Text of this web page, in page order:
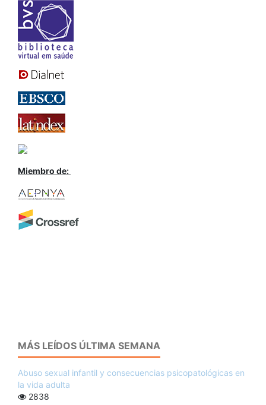
Miembro de:
MÁS LEÍDOS ÚLTIMA SEMANA
Abuso sexual infantil y consecuencias psicopatológicas en
la vida adulta
2838